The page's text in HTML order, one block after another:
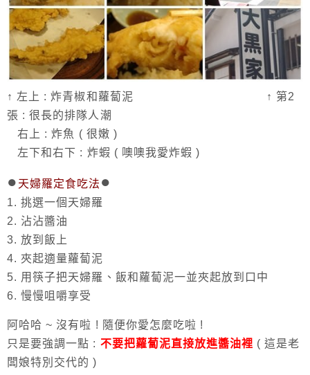
↑ 左上 : 炸青椒和蘿蔔泥 ↑ 第2
張 : 很長的排隊人潮
右上 : 炸魚 ( 很嫩 )
左下和右下 : 炸蝦 ( 噢噢我愛炸蝦 )
● 天婦羅定食吃法 ●
1. 挑選一個天婦羅
2. 沾沾醬油
3. 放到飯上
4. 夾起適量蘿蔔泥
5. 用筷子把天婦羅、飯和蘿蔔泥一並夾起放到口中
6. 慢慢咀嚼享受
阿哈哈 ~ 沒有啦 ! 隨便你愛怎麼吃啦 !
只是要強調一點 : 不要把蘿蔔泥直接放進醬油裡 ( 這是老
闆娘特別交代的 )